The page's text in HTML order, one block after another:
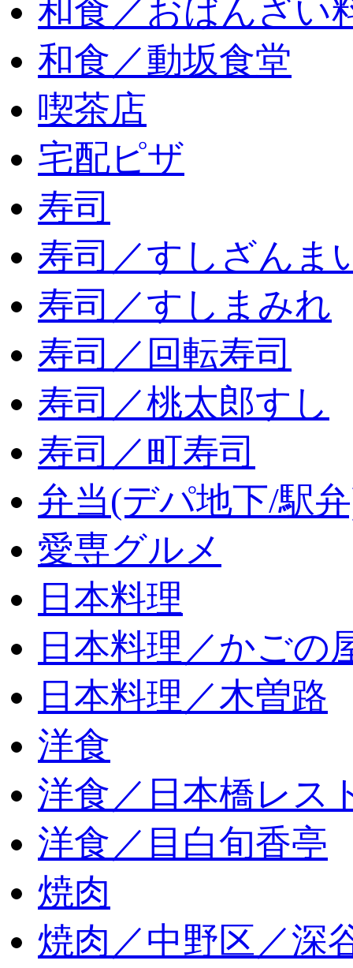
和食／おばんざい
和食／動坂食堂
喫茶店
宅配ピザ
寿司
寿司／すしざんま
寿司／すしまみれ
寿司／回転寿司
寿司／桃太郎すし
寿司／町寿司
弁当(デパ地下/駅
愛専グルメ
日本料理
日本料理／かごの
日本料理／木曽路
洋食
洋食／日本橋レス
洋食／目白旬香亭
焼肉
焼肉／中野区／深